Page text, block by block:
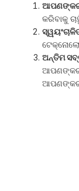
କରିବାକୁ
ଅନ୍ତିମ
ଆପଣଙ୍କର
ଆପଣଙ୍କର